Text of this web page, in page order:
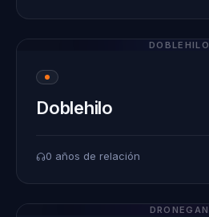
DOBLEHILO
Doblehilo
0 años de relación
DRONEGAN